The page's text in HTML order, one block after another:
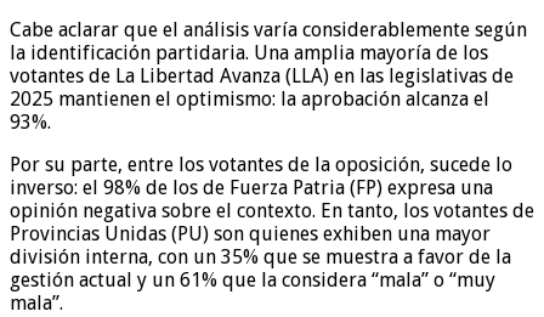
Cabe aclarar que el análisis varía considerablemente según
la identificación partidaria. Una amplia mayoría de los
votantes de La Libertad Avanza (LLA) en las legislativas de
2025 mantienen el optimismo: la aprobación alcanza el
93%.
Por su parte, entre los votantes de la oposición, sucede lo
inverso: el 98% de los de Fuerza Patria (FP) expresa una
opinión negativa sobre el contexto. En tanto, los votantes de
Provincias Unidas (PU) son quienes exhiben una mayor
división interna, con un 35% que se muestra a favor de la
gestión actual y un 61% que la considera “mala” o “muy
mala”.